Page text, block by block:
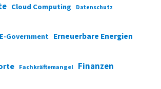
Cloud Computing Datenschutz
E-Government Erneuerbare Energien
Fachkräftemangel Finanzen